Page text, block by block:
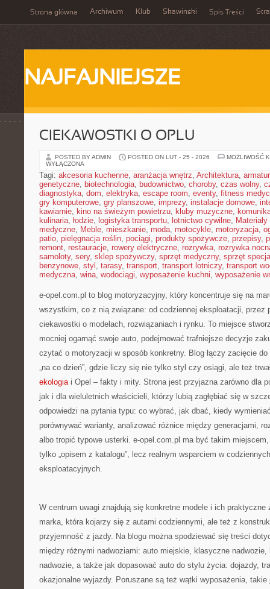
Strona główna Archiwum Klub Skawinski Spis Treści
NAJFAJNIEJSZE
CIEKAWOSTKI O OPLU
POSTED BY ADMIN POSTED ON LUT - 25 - 2026
MOŻLIWOŚĆ
WYŁĄCZONA
Tagi: akcesoria kuchenne, aranżacja wnętrz, Architektura,
genetyczne, biotechnologia, budownictwo, choroby, czas wolny,
diagnostyka, dom, elektryka, escape room, eventy, fitness
gry komputerowe, gry planszowe, imprezy, instalacje domowe,
kawiarnie, kino na świeżym powietrzu, kluby muzyczne,
kulinaria, łodzie, logistyka transportu, lotnictwo cywilne,
medyczne, Meble, mieszkanie, moda, motocykle, motoryzacja,
patio, pielęgnacja roślin, pociągi, produkty spożywcze, przepisy,
remont, restauracje, rowery elektryczne, rozrywka, rozrywka
samoloty, sery, sklep spożywczy, sprzęt medyczny, sprzęt
benzynowe, styl , tarasy, transport, transport lotniczy, transport
medyczna, wina, wodociągi, wyposażenie kuchni, wyposażenie
e-opel.com.pl to blog motoryzacyjny, który koncentruje się na
wszystkim, co z nią związane: od codziennej eksploatacji, przez
ciekawostki o modelach, rozwiązaniach i rynku. To miejsce
mocniej ogarnąć swoje auto, podejmować trafniejsze decyzje
czytać o motoryzacji w sposób konkretny. Blog łączy zacięcie
„na co dzień”, gdzie liczy się nie tylko styl czy osiągi, ale też
ekologiai Opel – fakty i mity. Strona jest przyjazna zarówno dla
jak i dla wieluletnich właścicieli, którzy lubią zagłębiać się w
odpowiedzi na pytania typu: co wybrać, jak dbać, kiedy
porównywać warianty, analizować różnice między generacjami,
albo tropić typowe usterki. e-opel.com.pl ma być takim
tylko „opisem z katalogu”, lecz realnym wsparciem w
eksploatacyjnych.
W centrum uwagi znajdują się konkretne modele i ich praktyczne
marka, która kojarzy się z autami codziennymi, ale też z
przyjemność z jazdy. Na blogu można spodziewać się treści
między różnymi nadwoziami: auto miejskie, klasyczne
nadwozie, a także jak dopasować auto do stylu życia: dojazdy,
okazjonalne wyjazdy. Poruszane są też wątki wyposażenia,